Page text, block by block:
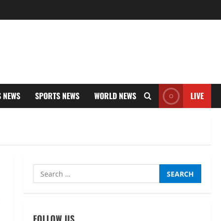
SPORTS NEWS WORLD NEWS LIVE
Search
for: